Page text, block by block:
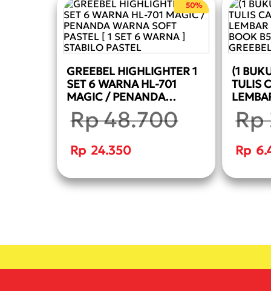
50%
GREEBEL HIGHLIGHTER 1
SET 6 WARNA HL-701
MAGIC / PENANDA
WARNA SOFT PASTEL [ 1
SET 6 WARNA ] STABILO
PASTEL
Rp48.700
Harga
aslinya
adalah:
Rp 24.350
saat
ini
(1
TULIS
BOOK
TULIS
Rp
Harga
aslinya
adalah:
Rp